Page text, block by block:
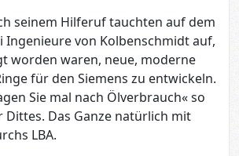
seinem Hilferuf tauchten auf dem
Ingenieure von Kolbenschmidt auf,
worden waren, neue, moderne
für den Siemens zu entwickeln.
Sie mal nach Ölverbrauch« so
Dittes. Das Ganze natürlich mit
LBA.